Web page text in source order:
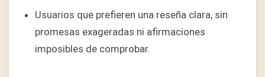
Usuarios que prefieren una reseña clara, sin
promesas exageradas ni afirmaciones
imposibles de comprobar.